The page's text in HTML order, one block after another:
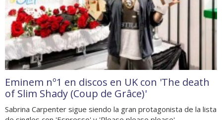
Eminem nº1 en discos en UK con 'The death
of Slim Shady (Coup de Grâce)'
Sabrina Carpenter sigue siendo la gran protagonista de la lista